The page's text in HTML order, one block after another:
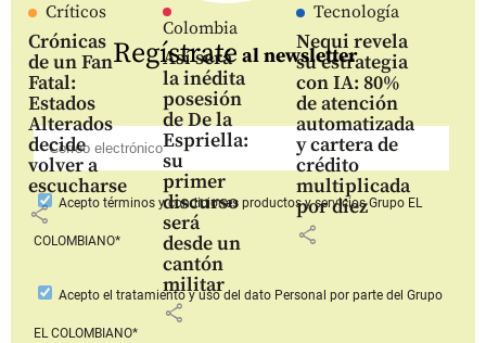
Críticos
Crónicas
de un Fan
Fatal:
Estados
Alterados
decide
volver a
escucharse
share
Colombia
Así será
la inédita
posesión
de De la
Espriella:
su
primer
discurso
será
desde un
cantón
militar
share
Tecnología
Nequi revela
su estrategia
con IA: 80%
de atención
automatizada
y cartera de
crédito
multiplicada
por diez
share
Regístrate al newsletter
Aceptotérminos y condiciones productos y serviciosGrupo EL
COLOMBIANO*
Acepto el tratamiento y uso del dato Personal por parte del Grupo
EL COLOMBIANO*